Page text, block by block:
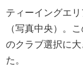
ティーイングエ
（写真中央）。
のクラブ選択に
た。